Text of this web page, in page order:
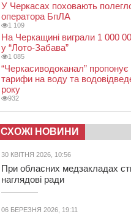
У Черкасах поховають
оператора БпЛА
1 109
На Черкащині виграли 1 000
у “Лото-Забава”
1 085
“Черкасиводоканал”
тарифи на воду та
року
932
СХОЖІ НОВИНИ
30 КВІТНЯ 2026, 10:56
При обласних медзакладах
наглядові ради
06 БЕРЕЗНЯ 2026, 19:11